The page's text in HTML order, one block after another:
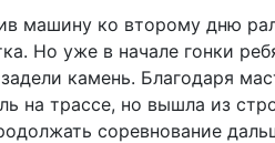
машину ко второму дню
Но уже в начале гонки
камень. Благодаря
на трассе, но вышла из
соревнование